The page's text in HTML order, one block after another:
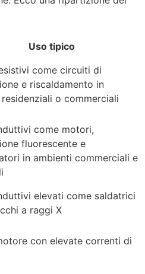
Uso tipico
come circuiti di
e riscaldamento in
o commerciali
come motori,
fluorescente e
in ambienti commerciali e
elevati come saldatrici
a raggi X
con elevate correnti di